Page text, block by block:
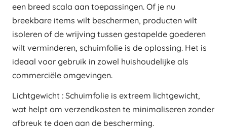
een breed scala aan toepassingen. Of je nu
breekbare items wilt beschermen, producten wilt
isoleren of de wrijving tussen gestapelde goederen
wilt verminderen, schuimfolie is de oplossing. Het is
ideaal voor gebruik in zowel huishoudelijke als
commerciële omgevingen.
Lichtgewicht : Schuimfolie is extreem lichtgewicht,
wat helpt om verzendkosten te minimaliseren zonder
afbreuk te doen aan de bescherming.